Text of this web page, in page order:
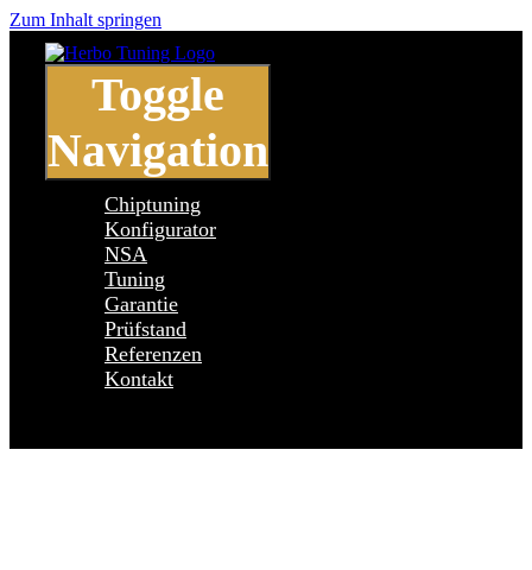
Zum Inhalt springen
Toggle
Navigation
Chiptuning
Konfigurator
NSA
Tuning
Garantie
Prüfstand
Referenzen
Kontakt